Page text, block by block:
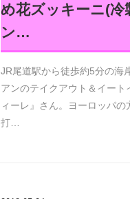
め花ズッキーニ(冷
ン…
JR尾道駅から徒歩約5分の海
アンのテイクアウト＆イー
ィーレ』さん。ヨーロッパ
打…